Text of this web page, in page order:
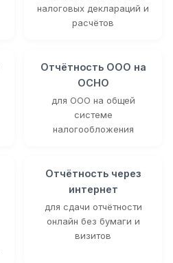
налоговых деклараций и
расчётов
Отчётность ООО на
ОСНО
для ООО на общей
системе
налогообложения
Отчётность через
интернет
для сдачи отчётности
онлайн без бумаги и
визитов